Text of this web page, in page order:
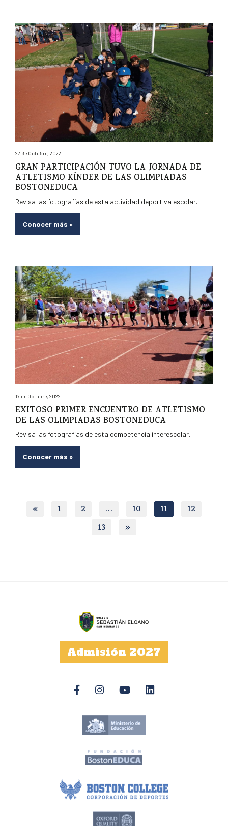
27 de Octubre, 2022
GRAN PARTICIPACIÓN TUVO LA JORNADA DE
ATLETISMO KÍNDER DE LAS OLIMPIADAS
BOSTONEDUCA
Revisa las fotografías de esta actividad deportiva escolar.
Conocer más »
17 de Octubre, 2022
EXITOSO PRIMER ENCUENTRO DE ATLETISMO
DE LAS OLIMPIADAS BOSTONEDUCA
Revisa las fotografías de esta competencia interescolar.
Conocer más »
« 1 2 … 10 11
12
13
»
Admisión 2027